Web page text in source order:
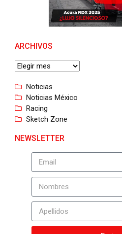
ARCHIVOS
Noticias
Noticias México
Racing
Sketch Zone
NEWSLETTER